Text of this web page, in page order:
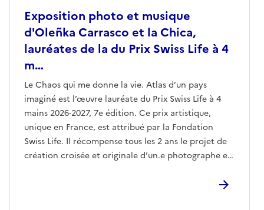
Exposition photo et musique
d'Oleñka Carrasco et la Chica,
lauréates de la du Prix Swiss Life à 4
m…
Le Chaos qui me donne la vie. Atlas d’un pays
imaginé est l’œuvre lauréate du Prix Swiss Life à 4
mains 2026-2027, 7e édition. Ce prix artistique,
unique en France, est attribué par la Fondation
Swiss Life. Il récompense tous les 2 ans le projet de
création croisée et originale d’un.e photographe et
quatre mains, une traversée sensorielle de l’exil, où